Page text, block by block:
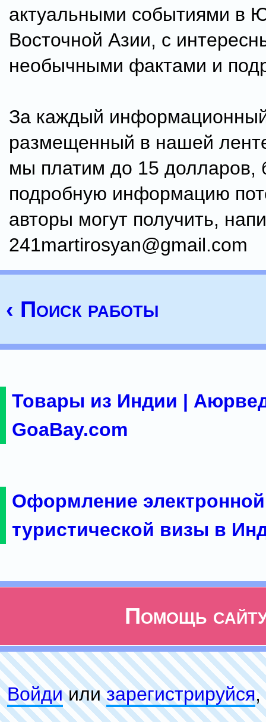
актуальными событиями в
Восточной Азии, с
необычными фактами и
За каждый
размещенный в нашей
мы платим до 15 долларов,
подробную информацию
авторы могут получить,
241martirosyan@gmail.com
‹ Поиск работы
Товары из Индии |
GoaBay.com
Оформление электронной
туристической визы в
Помощь
Войдиилизарeгиcтpируйся,